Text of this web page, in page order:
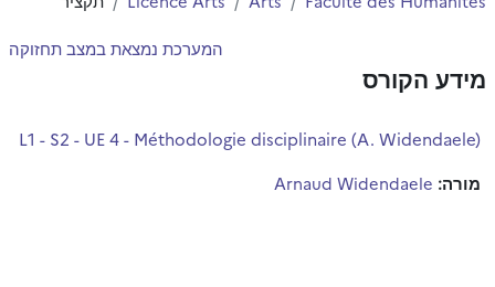
המערכת נמצאת במצב תחזוקה
מידע הקורס
L1 - S2 - UE 4 - Méthodologie disciplinaire (A. Widendaele)
מורה: Arnaud Widendaele